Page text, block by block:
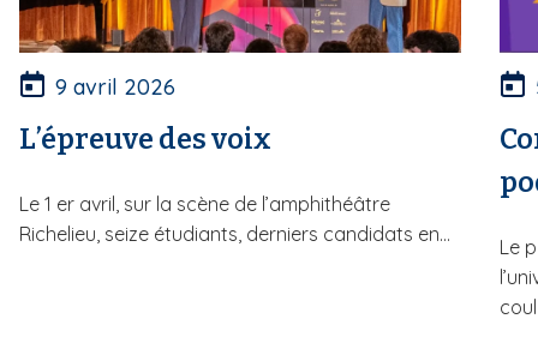
9 avril 2026
L’épreuve des voix
Le 1 er avril, sur la scène de l’amphithéâtre
Richelieu, seize étudiants, derniers candidats en...
Le